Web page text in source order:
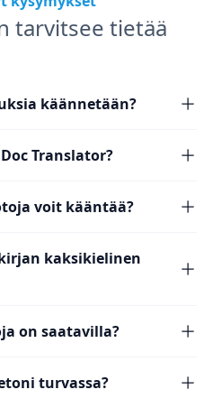
tarvitsee tietää
käännetään?
Translator?
voit kääntää?
kaksikielinen
on saatavilla?
turvassa?